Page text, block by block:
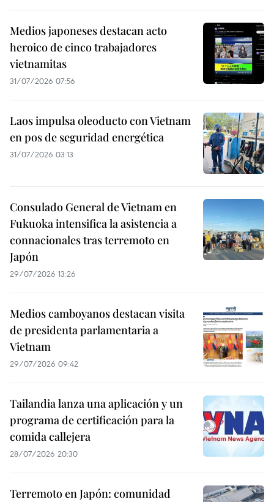
Medios japoneses destacan acto
heroico de cinco trabajadores
vietnamitas
31/07/2026 07:56
Laos impulsa oleoducto con Vietnam
en pos de seguridad energética
31/07/2026 03:13
Consulado General de Vietnam en
Fukuoka intensifica la asistencia a
connacionales tras terremoto en
Japón
29/07/2026 13:26
Medios camboyanos destacan visita
de presidenta parlamentaria a
Vietnam
29/07/2026 09:42
Tailandia lanza una aplicación y un
programa de certificación para la
comida callejera
28/07/2026 20:30
Terremoto en Japón: comunidad